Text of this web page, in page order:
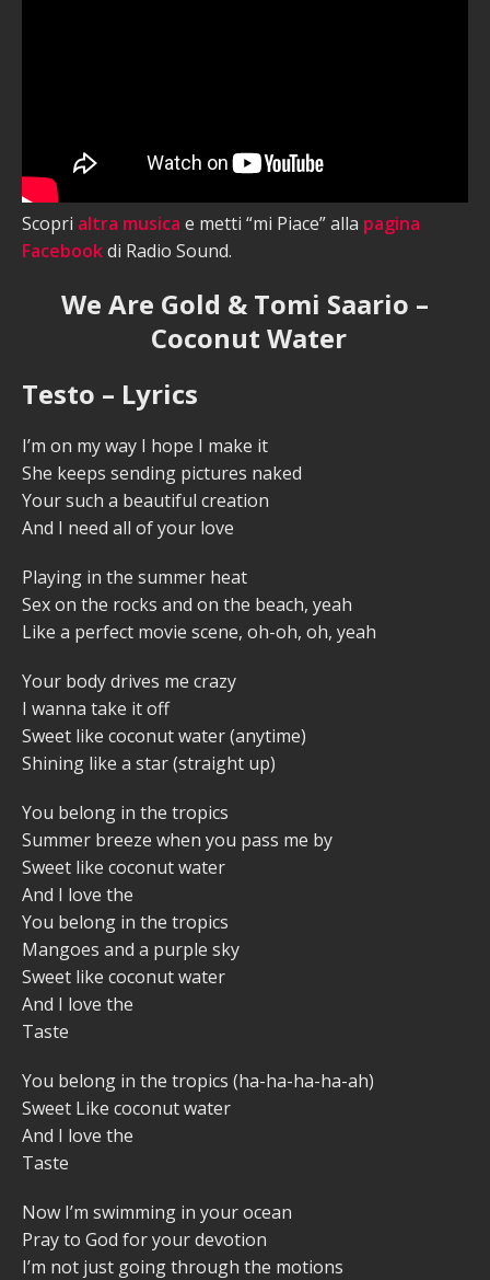
Scopri altra musica e metti “mi Piace” alla pagina
Facebookdi Radio Sound.
We Are Gold & Tomi Saario –
Coconut Water
Testo – Lyrics
I’m on my way I hope I make it
She keeps sending pictures naked
Your such a beautiful creation
And I need all of your love
Playing in the summer heat
Sex on the rocks and on the beach, yeah
Like a perfect movie scene, oh-oh, oh, yeah
Your body drives me crazy
I wanna take it off
Sweet like coconut water (anytime)
Shining like a star (straight up)
You belong in the tropics
Summer breeze when you pass me by
Sweet like coconut water
And I love the
You belong in the tropics
Mangoes and a purple sky
Sweet like coconut water
And I love the
Taste
You belong in the tropics (ha-ha-ha-ha-ah)
Sweet Like coconut water
And I love the
Taste
Now I’m swimming in your ocean
Pray to God for your devotion
I’m not just going through the motions